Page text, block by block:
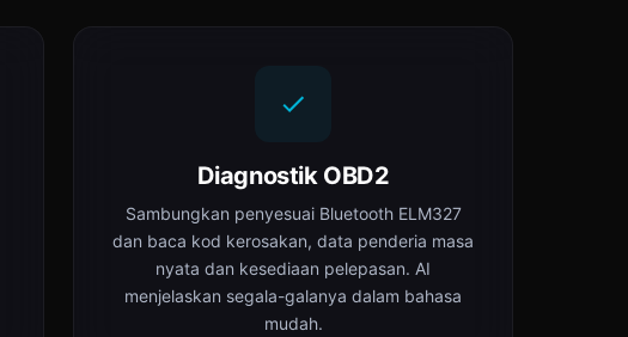
Diagnostik OBD2
Sambungkan penyesuai Bluetooth ELM327
dan baca kod kerosakan, data penderia masa
nyata dan kesediaan pelepasan. AI
menjelaskan segala-galanya dalam bahasa
mudah.